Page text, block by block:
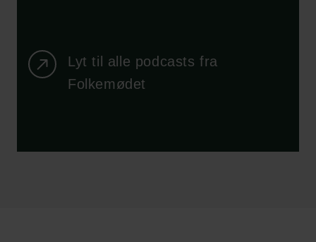
Lyt til alle podcasts fra
Folkemødet
Nyhedsbrev